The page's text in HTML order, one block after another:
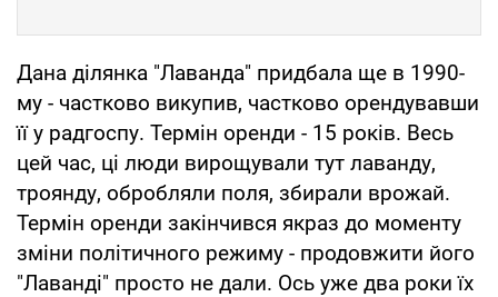
Дана ділянка "Лаванда" придбала ще в 1990-
му - частково викупив, частково орендувавши
її у радгоспу. Термін оренди - 15 років. Весь
цей час, ці люди вирощували тут лаванду,
троянду, обробляли поля, збирали врожай.
Термін оренди закінчився якраз до моменту
зміни політичного режиму - продовжити його
"Лаванді" просто не дали. Ось уже два роки їх